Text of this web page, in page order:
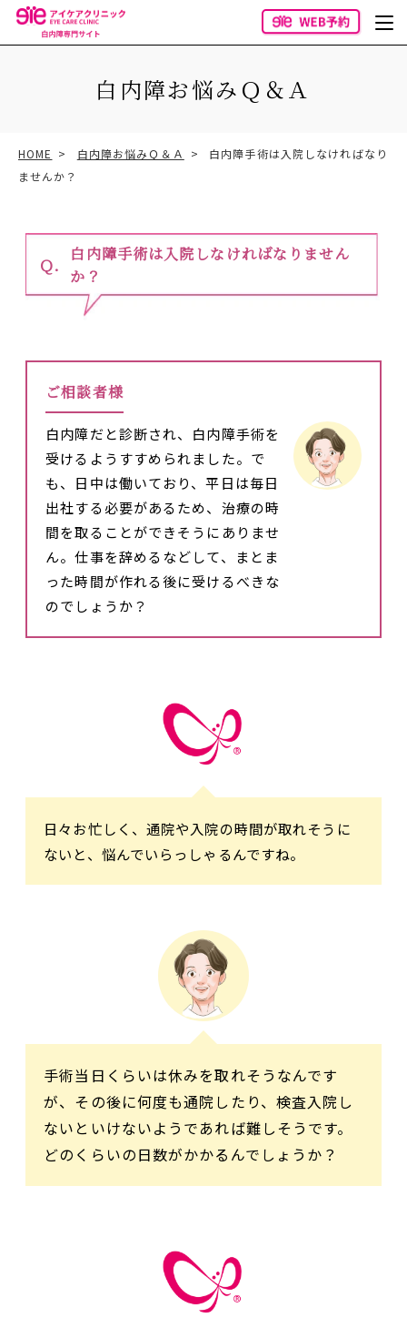
白内障お悩みＱ＆Ａ
HOME 白内障お悩みＱ＆Ａ
白内障手術は入院しなければなり
ませんか？
白内障手術は入院しなければなりません
か？
ご相談者様
白内障だと診断され、白内障手術を
受けるようすすめられました。で
も、日中は働いており、平日は毎日
出社する必要があるため、治療の時
間を取ることができそうにありませ
ん。仕事を辞めるなどして、まとま
った時間が作れる後に受けるべきな
のでしょうか？
日々お忙しく、通院や入院の時間が取れそうに
ないと、悩んでいらっしゃるんですね。
手術当日くらいは休みを取れそうなんです
が、その後に何度も通院したり、検査入院し
ないといけないようであれば難しそうです。
どのくらいの日数がかかるんでしょうか？